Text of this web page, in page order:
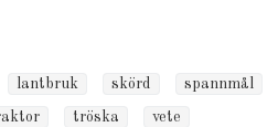
lantbruk skörd spannmål
tröska vete